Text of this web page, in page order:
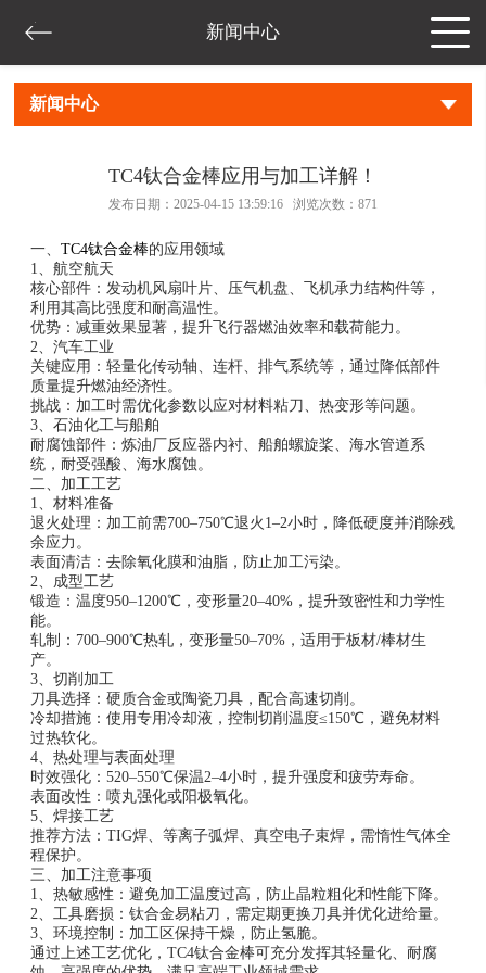
新闻中心
新闻中心
TC4钛合金棒应用与加工详解！
发布日期：2025-04-15 13:59:16 浏览次数： 871
一、TC4钛合金棒的应用领域
1、航空航天‌
核心部件‌：发动机风扇叶片、压气机盘、飞机承力结构件等，
利用其高比强度和耐高温性。
优势‌：减重效果显著，提升飞行器燃油效率和载荷能力‌。
2、汽车工业‌
关键应用‌：轻量化传动轴、连杆、排气系统等，通过降低部件
质量提升燃油经济性‌。
挑战‌：加工时需优化参数以应对材料粘刀、热变形等问题‌。
3、石油化工与船舶‌
耐腐蚀部件‌：炼油厂反应器内衬、船舶螺旋桨、海水管道系
统，耐受强酸、海水腐蚀‌。
二、加工工艺‌
1、材料准备‌
退火处理‌：加工前需700–750℃退火1–2小时，降低硬度并消除残
余应力‌。
表面清洁‌：去除氧化膜和油脂，防止加工污染‌。
2、成型工艺‌
锻造‌：温度950–1200℃，变形量20–40%，提升致密性和力学性
能。
轧制‌：700–900℃热轧，变形量50–70%，适用于板材/棒材生
产‌。
3、切削加工‌
刀具选择‌：硬质合金或陶瓷刀具，配合高速切削‌。
冷却措施‌：使用专用冷却液，控制切削温度≤150℃，避免材料
过热软化‌。
4、热处理与表面处理‌
时效强化‌：520–550℃保温2–4小时，提升强度和疲劳寿命‌。
表面改性‌：喷丸强化或阳极氧化。
5、焊接工艺‌
推荐方法‌：TIG焊、等离子弧焊、真空电子束焊，需惰性气体全
程保护‌。
三、加工注意事项‌
1、热敏感性‌：避免加工温度过高，防止晶粒粗化和性能下降‌。
2、工具磨损‌：钛合金易粘刀，需定期更换刀具并优化进给量‌。
3、环境控制‌：加工区保持干燥，防止氢脆。
通过上述工艺优化，TC4钛合金棒可充分发挥其轻量化、耐腐